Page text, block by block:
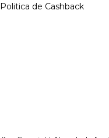
Politica de Cashback